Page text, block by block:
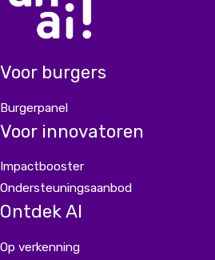
Voor burgers
Burgerpanel
Voor innovatoren
Impactbooster
Ondersteuningsaanbod
Ontdek AI
Op verkenning